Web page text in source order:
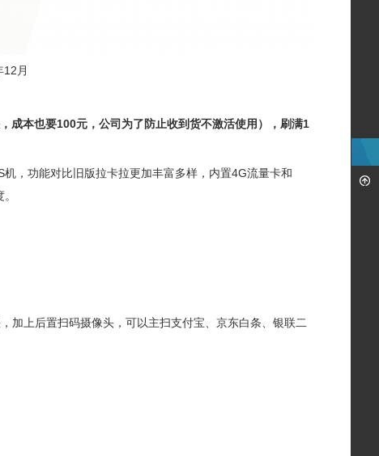
月
成本也要100元，公司为了防止收到货不激活使用），刷满1
，功能对比旧版拉卡拉更加丰富多样，内置4G流量卡和
加上后置扫码摄像头，可以主扫支付宝、京东白条、银联二